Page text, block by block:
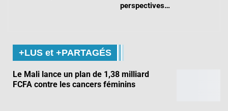
perspectives…
+LUS et +PARTAGÉS
Le Mali lance un plan de 1,38 milliard
FCFA contre les cancers féminins